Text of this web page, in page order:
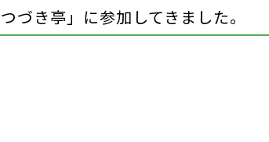
づき亭」に参加してきました。